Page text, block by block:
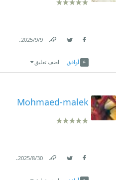
9‏/9‏/2025
.
أوافق اضف تعليق
Mohmaed-malek
30‏/8‏/2025
.